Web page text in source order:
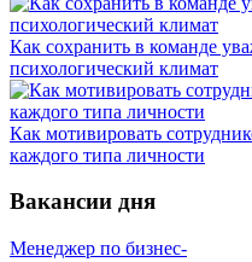
Как сохранить в команде
психологический климат
Как мотивировать
каждого типа личности
Вакансии дня
Менеджер по бизнес-